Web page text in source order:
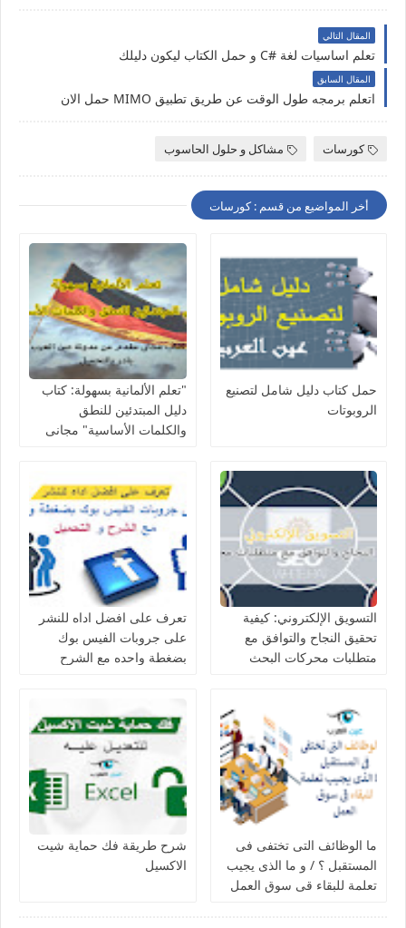
المقال التالي
تعلم اساسيات لغة #C و حمل الكتاب ليكون دليلك
المقال السابق
اتعلم برمجه طول الوقت عن طريق تطبيق MIMO حمل الان
كورسات مشاكل و حلول الحاسوب
أخر المواضيع من قسم : كورسات
حمل كتاب دليل شامل لتصنيع
الروبوتات
"تعلم الألمانية بسهولة: كتاب
دليل المبتدئين للنطق
والكلمات الأساسية" مجانى
التسويق الإلكتروني: كيفية
تحقيق النجاح والتوافق مع
متطلبات محركات البحث
تعرف على افضل اداه للنشر
على جروبات الفيس بوك
بضغطة واحده مع الشرح
ما الوظائف التى تختفى فى
المستقبل ؟ / و ما الذى يجيب
تعلمة للبقاء قى سوق العمل
شرح طريقة فك حماية شيت
الاكسيل